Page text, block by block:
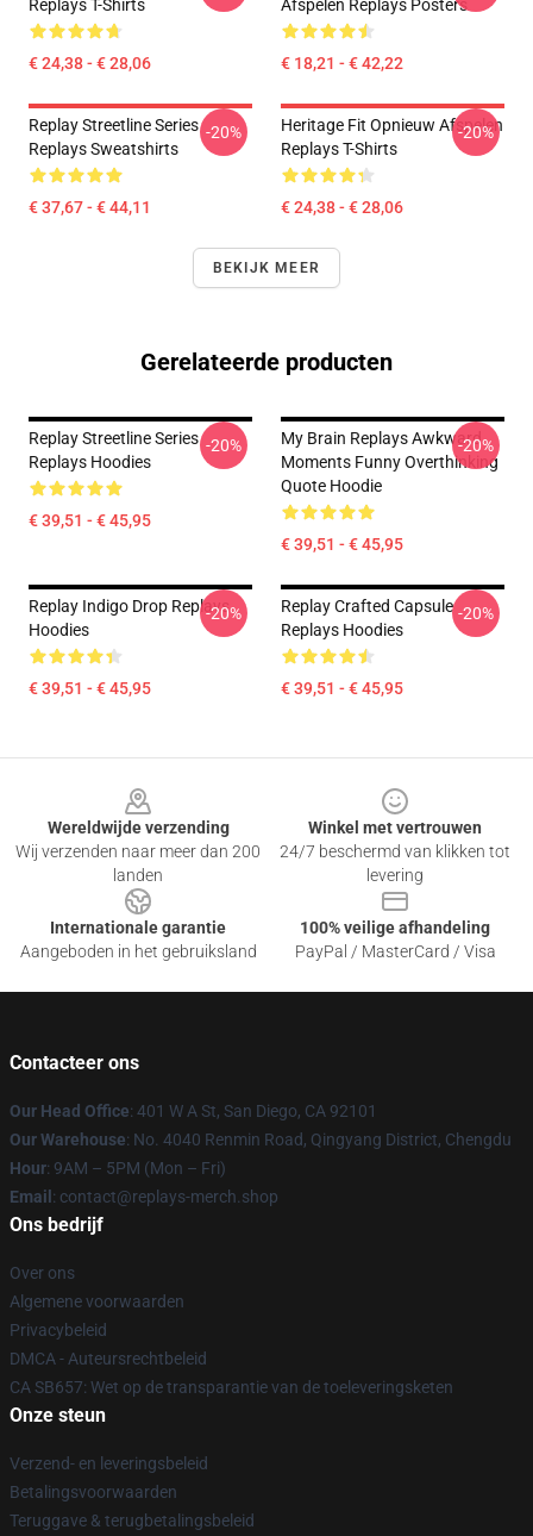
Replays T-Shirts
€ 24,38 - € 28,06
Afspelen Replays Posters
€ 18,21 - € 42,22
Replay Streetline Series
Replays Sweatshirts
€ 37,67 - € 44,11
-20%
Heritage Fit Opnieuw Afspelen
Replays T-Shirts
€ 24,38 - € 28,06
-20%
BEKIJK MEER
Gerelateerde producten
Replay Streetline Series
Replays Hoodies
€ 39,51 - € 45,95
-20%
My Brain Replays Awkward
Moments Funny Overthinking
Quote Hoodie
€ 39,51 - € 45,95
-20%
Replay Indigo Drop Replays
Hoodies
€ 39,51 - € 45,95
-20%
Replay Crafted Capsule
Replays Hoodies
€ 39,51 - € 45,95
-20%
Wereldwijde verzending
Wij verzenden naar meer dan 200
landen
Winkel met vertrouwen
24/7 beschermd van klikken tot
levering
Internationale garantie
Aangeboden in het gebruiksland
100% veilige afhandeling
PayPal / MasterCard / Visa
Contacteer ons
Our Head Office: 401 W A St, San Diego, CA 92101
Our Warehouse: No. 4040 Renmin Road, Qingyang District, Chengdu
Hour: 9AM – 5PM (Mon – Fri)
Email : contact@replays-merch.shop
Ons bedrijf
Over ons
Algemene voorwaarden
Privacybeleid
DMCA - Auteursrechtbeleid
CA SB657: Wet op de transparantie van de toeleveringsketen
Onze steun
Verzend- en leveringsbeleid
Betalingsvoorwaarden
Teruggave & terugbetalingsbeleid